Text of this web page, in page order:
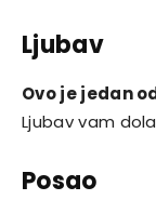
Ljubav
Ovo je jedan
Ljubav vam
Posao